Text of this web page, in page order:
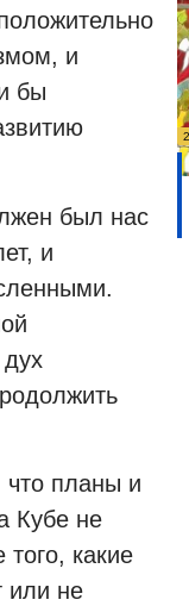
и
бы
был нас
и
что планы и
Кубе не
какие
или не